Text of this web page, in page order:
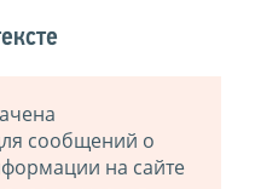
сообщений о
на сайте